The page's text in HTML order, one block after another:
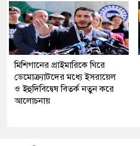
মিশিগানের প্রাইমারিকে ঘিরে
ডেমোক্র্যাটদের মধ্যে ইসরায়েল
ও ইহুদিবিদ্বেষ বিতর্ক নতুন করে
আলোচনায়